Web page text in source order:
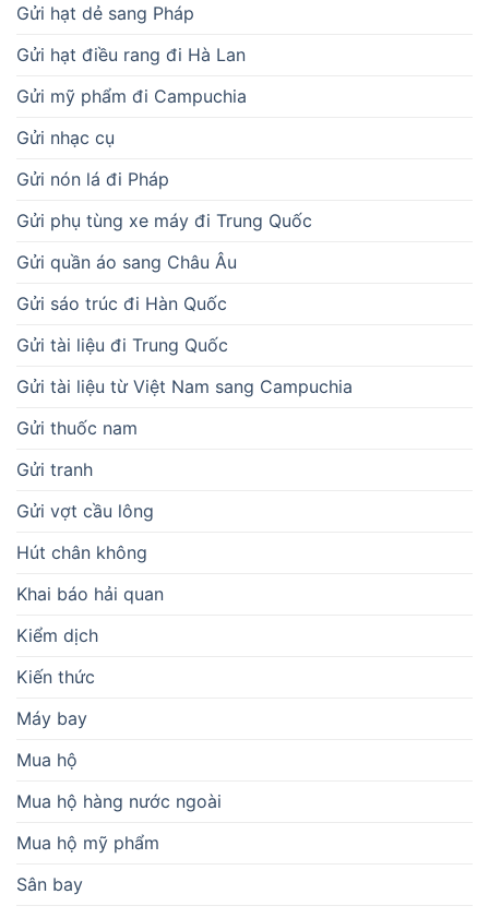
Gửi hạt dẻ sang Pháp
Gửi hạt điều rang đi Hà Lan
Gửi mỹ phẩm đi Campuchia
Gửi nhạc cụ
Gửi nón lá đi Pháp
Gửi phụ tùng xe máy đi Trung Quốc
Gửi quần áo sang Châu Âu
Gửi sáo trúc đi Hàn Quốc
Gửi tài liệu đi Trung Quốc
Gửi tài liệu từ Việt Nam sang Campuchia
Gửi thuốc nam
Gửi tranh
Gửi vợt cầu lông
Hút chân không
Khai báo hải quan
Kiểm dịch
Kiến thức
Máy bay
Mua hộ
Mua hộ hàng nước ngoài
Mua hộ mỹ phẩm
Sân bay